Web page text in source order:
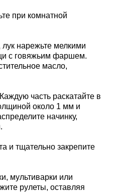
при комнатной
лук нарежьте мелкими
с говяжьим фаршем.
масло,
часть раскатайте в
около 1 мм и
начинку,
и тщательно закрепите
мультиварки или
рулеты, оставляя